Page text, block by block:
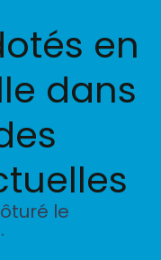
en
dans
le